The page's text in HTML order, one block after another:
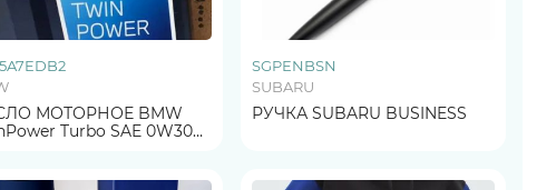
МОТОРНОЕ BMW
Turbo SAE 0W30
SGPENBSN
SUBARU
РУЧКА SUBARU BUSINESS